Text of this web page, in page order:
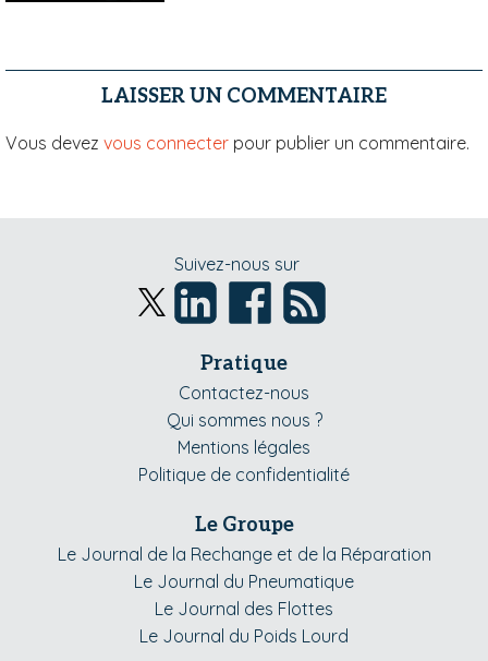
LAISSER UN COMMENTAIRE
Vous devez vous connecter pour publier un commentaire.
Suivez-nous sur
Pratique
Contactez-nous
Qui sommes nous ?
Mentions légales
Politique de confidentialité
Le Groupe
Le Journal de la Rechange et de la Réparation
Le Journal du Pneumatique
Le Journal des Flottes
Le Journal du Poids Lourd